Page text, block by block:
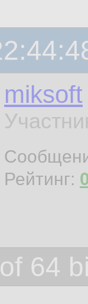
miksoft
Рейтинг:
64